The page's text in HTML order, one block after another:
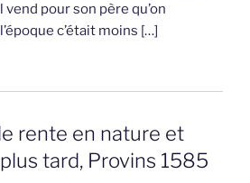
pour son père qu’on
c’était moins […]
rente en nature et
tard, Provins 1585